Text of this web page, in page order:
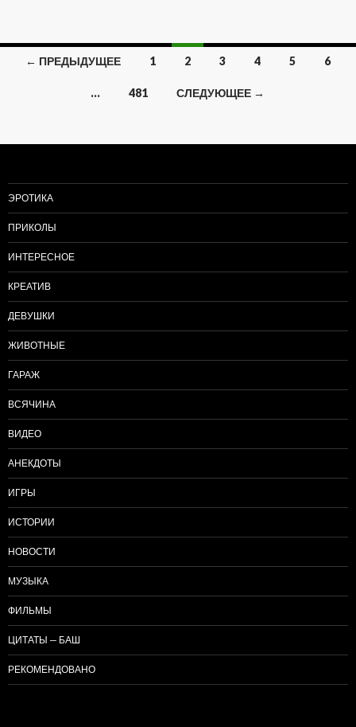
Навигация
записям
← ПРЕДЫДУЩЕЕ 1 2 3 4 5 6
… 481 СЛЕДУЮЩЕЕ →
ЭРОТИКА
ПРИКОЛЫ
ИНТЕРЕСНОЕ
КРЕАТИВ
ДЕВУШКИ
ЖИВОТНЫЕ
ГАРАЖ
ВСЯЧИНА
ВИДЕО
АНЕКДОТЫ
ИГРЫ
ИСТОРИИ
НОВОСТИ
МУЗЫКА
ФИЛЬМЫ
ЦИТАТЫ — БАШ
РЕКОМЕНДОВАНО